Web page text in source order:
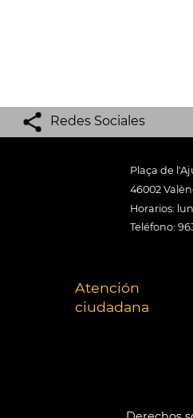
Redes Sociales
Plaça de
46002
Horarios:
Teléfono:
Atención
ciudadana